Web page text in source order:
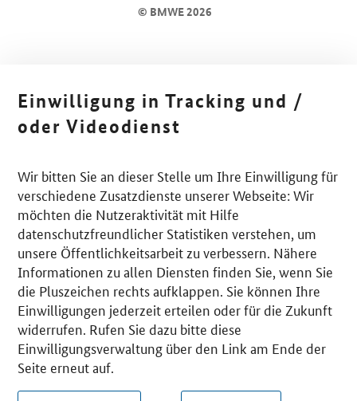
© BMWE 2026
Einwilligung in Tracking und /
oder Videodienst
Wir bitten Sie an dieser Stelle um Ihre Einwilligung für
verschiedene Zusatzdienste unserer Webseite: Wir
möchten die Nutzeraktivität mit Hilfe
datenschutzfreundlicher Statistiken verstehen, um
unsere Öffentlichkeitsarbeit zu verbessern. Nähere
Informationen zu allen Diensten finden Sie, wenn Sie
die Pluszeichen rechts aufklappen. Sie können Ihre
Einwilligungen jederzeit erteilen oder für die Zukunft
widerrufen. Rufen Sie dazu bitte diese
Einwilligungsverwaltung über den Link am Ende der
Seite erneut auf.